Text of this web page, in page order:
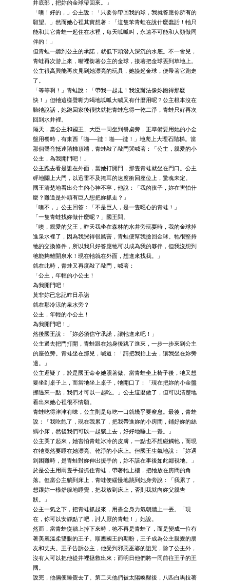
井底部，把妳的金球帶回來。」
「噢！好的，」公主說：「只要你帶回我的球，我就答應你所有的
願望。」然而她心裡其實想著：「這隻笨青蛙在說什麼蠢話！牠只
能和其它青蛙一起住在水裡，每天呱呱叫，永遠不可能和人類做同
伴的！」
但青蛙一聽到公主的承諾，就低下頭潛入深沉的水底。不一會兒，
青蛙再次游上來，嘴裡銜著公主的金球，接著把金球丟到草地上。
公主很高興能再次見到她漂亮的玩具，她撿起金球，便帶著它跑走
了。
「等等啊！」青蛙說：「帶我一起走！我沒辦法像妳跑得那麼
快！」但牠這樣聲嘶力竭地呱呱大喊又有什麼用呢？公主根本沒在
聽牠說話，她跑回家後很快就把青蛙忘得一乾二淨，青蛙只好再次
回到水井裡。
隔天，當公主和國王、大臣一同坐到餐桌旁，正準備要用她的小金
盤用餐時，有東西「啪──躂！啪──躂！」地爬上大理石階梯。當
那個聲音抵達階梯頂端，青蛙敲了敲門哭喊著：「公主，親愛的小
公主，為我開門吧！」
公主跑去看是誰在外面，當她打開門，那隻青蛙就坐在門口。公主
砰地關上大門，以迅雷不及掩耳的速度衝回座位上，驚魂未定。
國王清楚地看出公主的心神不寧，他說：「我的孩子，妳在害怕什
麼？難道是外頭有巨人想把妳抓走？」
「噢不，」公主回答：「不是巨人，是一隻噁心的青蛙！」
「一隻青蛙找妳做什麼呢？」國王問。
「噢，親愛的父王，昨天我坐在森林的水井旁玩耍時，我的金球掉
進泉水裡了，因為我哭得很厲害，青蛙便幫我撿回金球。牠很堅持
牠的交換條件，所以我只好答應牠可以成為我的夥伴，但我沒想到
牠能夠離開泉水！現在牠就在外面，想進來找我。」
就在此時，青蛙又再度敲了敲門，喊著：
「公主，年輕的小公主！
為我開門吧！
莫非妳已忘記昨日承諾
就在那冷涼的泉水旁？
公主，年輕的小公主！
為我開門吧！」
然後國王說：「妳必須信守承諾，讓牠進來吧！」
公主過去把門打開，青蛙跟在她身後跳了進來，一步一步來到公主
的座位旁。青蛙坐在那兒，喊道：「請把我抬上去，讓我坐在妳旁
邊。」
公主遲疑了，於是國王命令她照著做。當青蛙坐上椅子後，牠又想
要坐到桌子上，而當牠坐上桌子，牠開口了：「現在把妳的小金盤
挪過來一點，我們才可以一起吃。」公主這麼做了，但可以清楚地
看出來她心裡很不情願。
青蛙吃得津津有味，公主則是每吃一口就幾乎要窒息。最後，青蛙
說：「我吃飽了，現在我累了，把我帶進妳的小房間，鋪好妳的絲
綢小床，然後我們可以一起躺上去，好好地睡上一覺。」
公主哭了起來，她害怕青蛙冰冷的皮膚，一點也不想碰觸牠，而現
在牠竟然要睡在她漂亮、乾淨的小床上。但國王生氣地說：「妳遇
到困難時，是青蛙對妳伸出援手的，妳不該在事後如此鄙視牠。」
於是公主用兩隻手指抓住青蛙，帶著牠上樓，把牠放在房間的角
落。但當公主躺到床上，青蛙便緩慢地跳到她身旁說：「我累了，
想跟妳一樣舒服地睡覺，把我放到床上，否則我就向妳父親告
狀。」
公主一氣之下，把青蛙抓起來，用盡全身力氣朝牆上一丟。「現
在，你可以安靜點了吧，討人厭的青蛙！」她說。
然而，當青蛙從牆上掉下來時，牠不再是青蛙了，而是變成一位有
著美麗溫柔雙眼的王子。順應國王的期盼，王子成為公主親愛的朋
友和丈夫。王子告訴公主，他受到邪惡巫婆的詛咒，除了公主外，
沒有人可以把他從井裡拯救出來；而明日他們將一同前往王子的王
國。
說完，他倆便睡覺去了。第二天他們被太陽喚醒後，八匹白馬拉著